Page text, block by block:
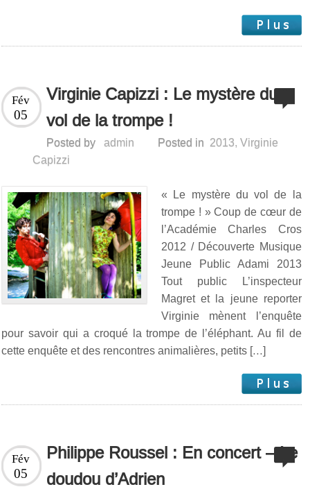
Virginie Capizzi : Le mystère du
vol de la trompe !
Fév
05
Posted by admin Posted in 2013,Virginie
Capizzi
« Le mystère du vol de la
trompe ! » Coup de cœur de
l’Académie Charles Cros
2012 / Découverte Musique
Jeune Public Adami 2013
Tout public L’inspecteur
Magret et la jeune reporter
Virginie mènent l’enquête
pour savoir qui a croqué la trompe de l’éléphant. Au fil de
cette enquête et des rencontres animalières, petits […]
Philippe Roussel : En concert – Le
doudou d’Adrien
Fév
05